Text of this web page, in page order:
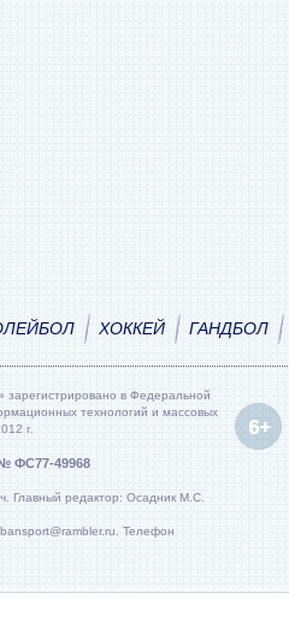
ХОККЕЙ ГАНДБОЛ
зарегистрировано в Федеральной
технологий и массовых
г.
ФС77-49968
Главный редактор: Осадник М.С.
Телефон